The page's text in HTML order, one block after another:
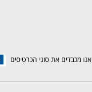
אנו מכבדים את סוגי הכרטיסים